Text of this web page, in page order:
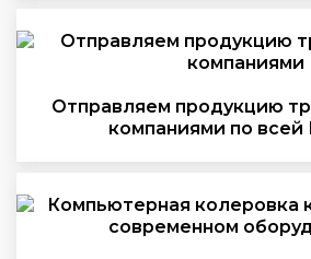
Отправляем продукцию
компаниями по всей